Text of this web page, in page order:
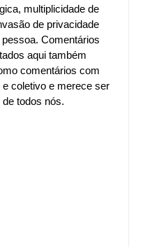
multiplicidade de
de privacidade
Comentários
aqui também
comentários com
coletivo e merece ser
todos nós.